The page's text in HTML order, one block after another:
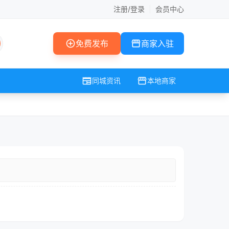
注册/登录 会员中心
add_circle免费发布 storefront商家入驻
newspaper同城资讯 storefront本地商家